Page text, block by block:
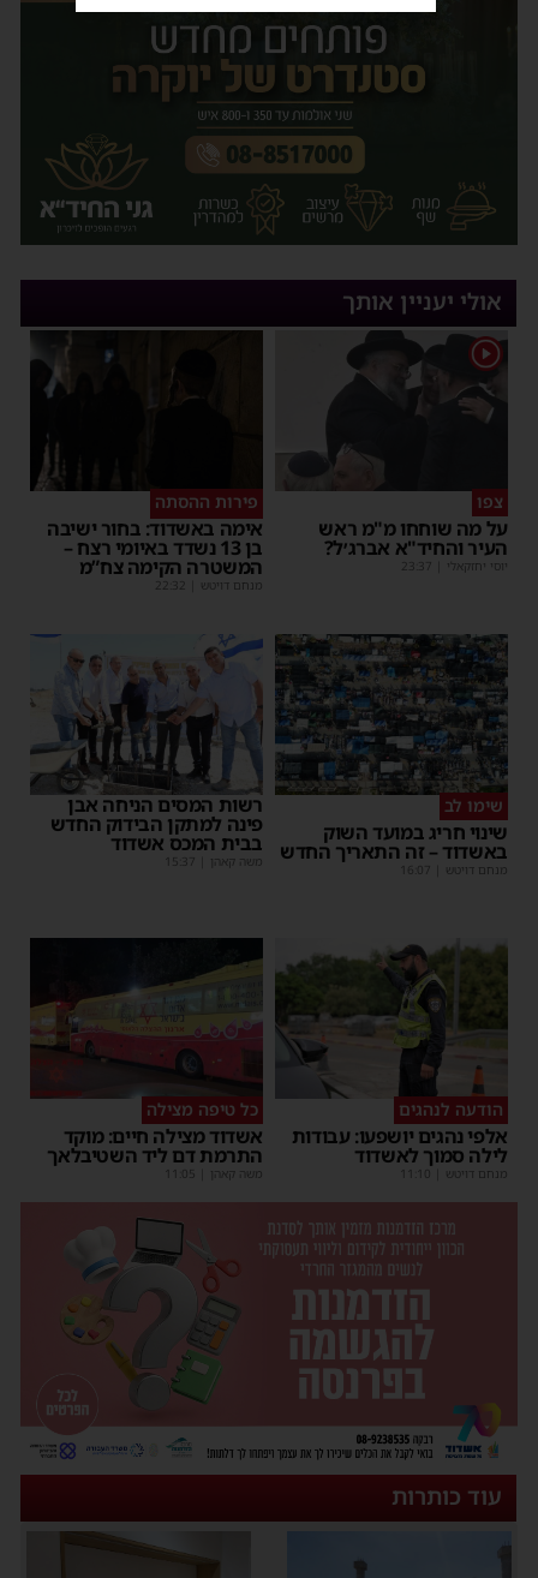
אולי יעניין אותך
על מה שוחחו מ"מ ראש
העיר והחיד"א אברג׳ל?
יוסי יחזקאלי |
23:37
פירות ההסתה
אימה באשדוד: בחור ישיבה
בן 13 נשדד באיומי רצח –
המשטרה הקימה צח”מ
מנחם דויטש |
22:32
שימו לב
שינוי חריג במועד השוק
באשדוד – זה התאריך החדש
מנחם דויטש |
16:07
רשות המסים הניחה אבן
פינה למתקן הבידוק החדש
בבית המכס אשדוד
משה קאהן |
15:37
הודעה לנהגים
אלפי נהגים יושפעו: עבודות
לילה סמוך לאשדוד
מנחם דויטש |
11:10
כל טיפה מצילה
אשדוד מצילה חיים: מוקד
התרמת דם ליד השטיבלאך
משה קאהן |
11:05
עוד כותרות